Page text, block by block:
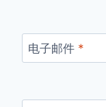
电子邮件 *